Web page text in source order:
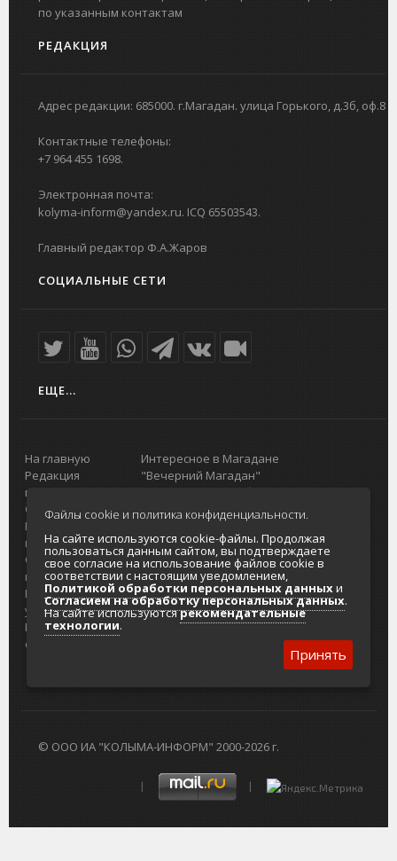
по указанным контактам
РЕДАКЦИЯ
Адрес редакции: 685000. г.Магадан. улица Горького, д.3б, оф.8
Контактные телефоны:
+7 964 455 1698.
Электронная почта:
kolyma-inform@yandex.ru. ICQ 65503543.
Главный редактор Ф.А.Жаров
СОЦИАЛЬНЫЕ СЕТИ
ЕЩЕ...
На главную
Редакция
портала
О проекте
Реклама на
портале
Отзывы и
предложения
Интернет-
услуги
Разработка
сайтов
Интересное в Магадане
"Вечерний Магадан"
Городская доска объявлений
Реклама
Главный туристический портал
Колымы
Политика в отношении обработки
персональных данных
Согласие на обработку персональных
данных
© ООО ИА "КОЛЫМА-ИНФОРМ" 2000-2026 г.
Файлы cookie и политика конфиденциальности.
На сайте используются cookie-файлы. Продолжая
пользоваться данным сайтом, вы подтверждаете
свое согласие на использование файлов cookie в
соответствии с настоящим уведомлением,
Политикой обработки персональных данныхи
Согласием на обработку персональных данных.
На сайте используютсярекомендательные
технологии.
Принять